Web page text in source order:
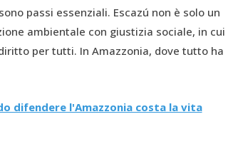
passi essenziali. Escazú non è solo un
ambientale con giustizia sociale, in cui
per tutti. In Amazzonia, dove tutto ha
difendere l'Amazzonia costa la vita